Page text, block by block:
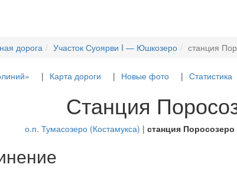
дорога Участок Суоярви I — Юшкозеро станция
Карта дороги Новые фото Статистика
Станция
о.п. Тумасозеро (Костамукса) | станция Поросозеро